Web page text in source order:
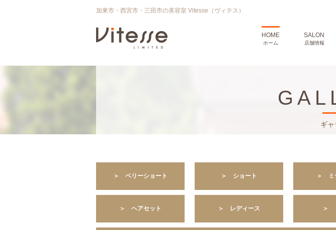
加東市・西宮市・三田市の美容室 Vitesse（ヴィテス）
HOME
ホーム
SALON
店舗情報
ギ
＞ ベリーショート ＞ ショート ＞ ミ
＞ ヘアセット ＞ レディース ＞